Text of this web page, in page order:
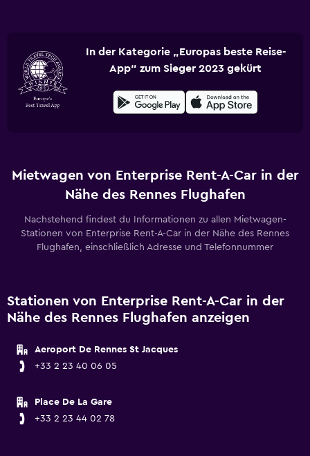
In der Kategorie „Europas beste Reise-
App“ zum Sieger 2023 gekürt
Mietwagen von Enterprise Rent-A-Car in der
Nähe des Rennes Flughafen
Nachstehend findest du Informationen zu allen Mietwagen-
Stationen von Enterprise Rent-A-Car in der Nähe des Rennes
Flughafen, einschließlich Adresse und Telefonnummer
Stationen von Enterprise Rent-A-Car in der
Nähe des Rennes Flughafen anzeigen
Aeroport De Rennes St Jacques
+33 2 23 40 06 05
Place De La Gare
+33 2 23 44 02 78